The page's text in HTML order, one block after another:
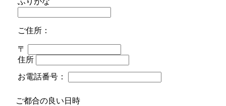
ご住所：
〒
住所
お電話番号：
ご都合の良い日時